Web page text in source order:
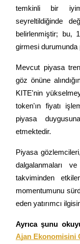
Ticaret stratejileri
Nasıl kârlı
Kazan
Power Piggy
Günlük rekabetçi
temkinli bir
seyreltildiğinde
belirlenmiştir; bu,
girmesi durumunda
Mevcut piyasa
göz önüne
KITE'nin
token'ın fiyatı
piyasa
etmektedir.
Piyasa
dalgalanmaları
takviminden
momentumunu
eden yatırımcı
Ayrıca şunu
Ajan Ekonomisini